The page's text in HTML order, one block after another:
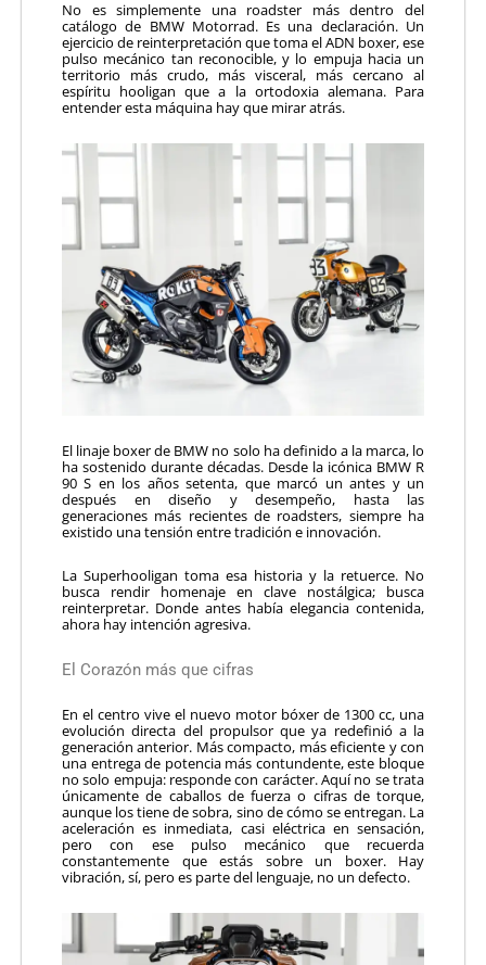
No es simplemente una roadster más dentro del
catálogo de BMW Motorrad. Es una declaración. Un
ejercicio de reinterpretación que toma el ADN boxer, ese
pulso mecánico tan reconocible, y lo empuja hacia un
territorio más crudo, más visceral, más cercano al
espíritu hooligan que a la ortodoxia alemana. Para
entender esta máquina hay que mirar atrás.
El linaje boxer de BMW no solo ha definido a la marca, lo
ha sostenido durante décadas. Desde la icónica BMW R
90 S en los años setenta, que marcó un antes y un
después en diseño y desempeño, hasta las
generaciones más recientes de roadsters, siempre ha
existido una tensión entre tradición e innovación.
La Superhooligan toma esa historia y la retuerce. No
busca rendir homenaje en clave nostálgica; busca
reinterpretar. Donde antes había elegancia contenida,
ahora hay intención agresiva.
El Corazón más que cifras
En el centro vive el nuevo motor bóxer de 1300 cc, una
evolución directa del propulsor que ya redefinió a la
generación anterior. Más compacto, más eficiente y con
una entrega de potencia más contundente, este bloque
no solo empuja: responde con carácter. Aquí no se trata
únicamente de caballos de fuerza o cifras de torque,
aunque los tiene de sobra, sino de cómo se entregan. La
aceleración es inmediata, casi eléctrica en sensación,
pero con ese pulso mecánico que recuerda
constantemente que estás sobre un boxer. Hay
vibración, sí, pero es parte del lenguaje, no un defecto.